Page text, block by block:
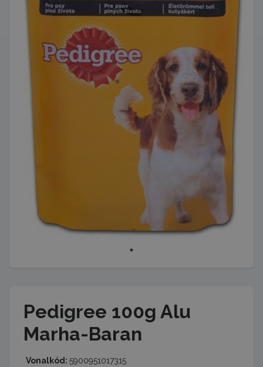
Pedigree 100g Alu
Marha-Baran
Vonalkód: 5900951017315